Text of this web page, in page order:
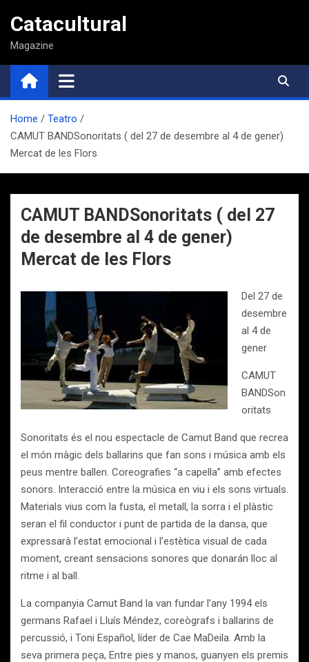
contenido
Catacultural
Magazine
Home
Teatro
CAMUT BANDSonoritats ( del 27 de desembre al 4 de gener)
Mercat de les Flors
CAMUT BANDSonoritats ( del 27
de desembre al 4 de gener)
Mercat de les Flors
Del 27 de
desembre
al 4 de
gener
CAMUT
BANDSon
oritats
Sonoritats és el nou espectacle de Camut Band que recrea
el món màgic dels ballarins que fan sons i música amb els
peus mentre ballen. Coreografies “a capella” amb efectes
sonors. Interacció entre la música en viu i els sons virtuals.
Materials vius com la fusta, el metall, la sorra i el plàstic
seran el fil conductor i punt de partida de la dansa, que
expressarà l’estat emocional i l’estètica visual de cada
moment, creant sensacions sonores que donarán lloc al
ritme i al ball.
La companyia Camut Band la van fundar l’any 1994 els
germans Rafael i Lluís Méndez, coreògrafs i ballarins de
percussió, i Toni Español, líder de Cae MaDeila. Amb la
seva primera peça, Entre pies y manos, guanyen els premis